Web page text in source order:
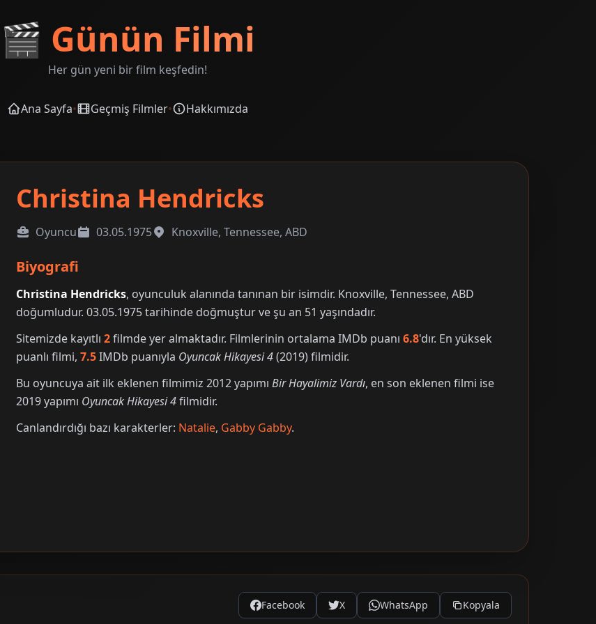
🎬 Günün Filmi
Her gün yeni bir film keşfedin!
Ana Sayfa• Geçmiş Filmler• Hakkımızda
Christina Hendricks
Oyuncu 03.05.1975 Knoxville, Tennessee, ABD
Biyografi
Christina Hendricks, oyunculuk alanında tanınan bir isimdir. Knoxville, Tennessee, ABD
doğumludur. 03.05.1975 tarihinde doğmuştur ve şu an 51 yaşındadır.
Sitemizde kayıtlı2filmde yer almaktadır. Filmlerinin ortalama IMDb puanı6.8'dır. En yüksek
puanlı filmi,7.5IMDb puanıyla Oyuncak Hikayesi 4(2019) filmidir.
Bu oyuncuya ait ilk eklenen filmimiz 2012 yapımıBir Hayalimiz Vardı, en son eklenen filmi ise
2019 yapımı Oyuncak Hikayesi 4filmidir.
Canlandırdığı bazı karakterler: Natalie, Gabby Gabby.
Facebook X WhatsApp Kopyala